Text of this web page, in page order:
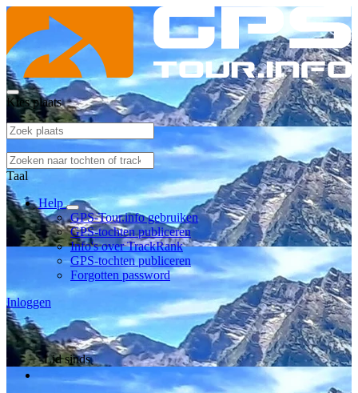
Kies plaats
Taal
Help
GPS-Tour.info gebruiken
GPS-tochten publiceren
Info's over TrackRank
GPS-tochten publiceren
Forgotten password
Inloggen
Lid sinds